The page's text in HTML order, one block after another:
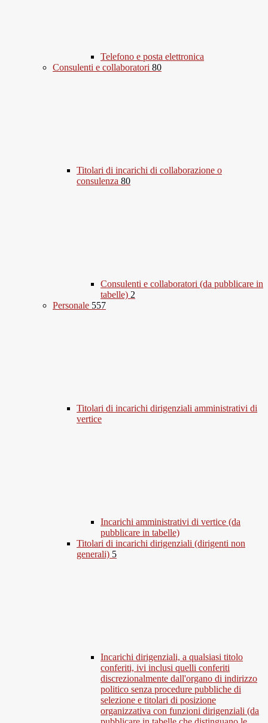
Telefono e posta elettronica
Consulenti e collaboratori 80
Titolari di incarichi di collaborazione o
consulenza 80
Consulenti e collaboratori (da pubblicare in
tabelle) 2
Personale 557
Titolari di incarichi dirigenziali amministrativi di
vertice
Incarichi amministrativi di vertice (da
pubblicare in tabelle)
Titolari di incarichi dirigenziali (dirigenti non
generali) 5
Incarichi dirigenziali, a qualsiasi titolo
conferiti, ivi inclusi quelli conferiti
discrezionalmente dall'organo di indirizzo
politico senza procedure pubbliche di
selezione e titolari di posizione
organizzativa con funzioni dirigenziali (da